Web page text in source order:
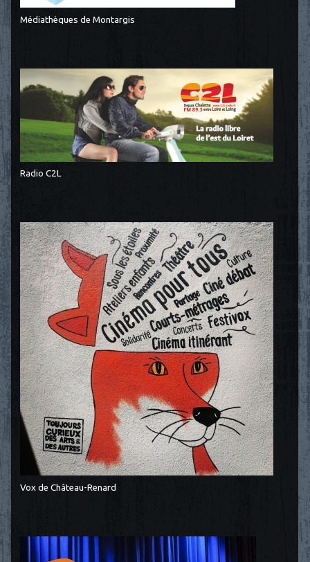
Médiathèques de Montargis
Radio C2L
Vox de Château-Renard